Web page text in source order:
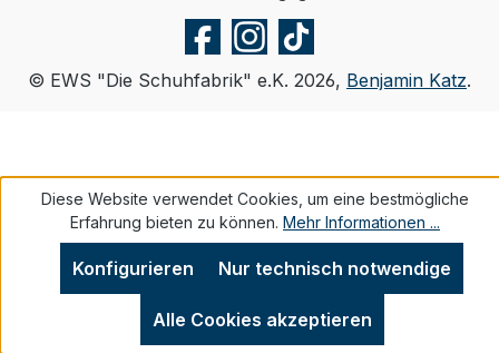
© EWS "Die Schuhfabrik" e.K. 2026, Benjamin Katz.
Diese Website verwendet Cookies, um eine bestmögliche
Erfahrung bieten zu können. Mehr Informationen ...
Nur technisch notwendige
Konfigurieren
Alle Cookies akzeptieren